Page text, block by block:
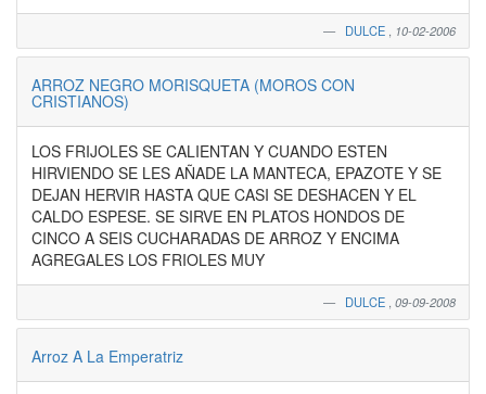
DULCE 10-02-2006
ARROZ NEGRO MORISQUETA (MOROS CON
CRISTIANOS)
LOS FRIJOLES SE CALIENTAN Y CUANDO ESTEN
HIRVIENDO SE LES AÑADE LA MANTECA, EPAZOTE Y SE
DEJAN HERVIR HASTA QUE CASI SE DESHACEN Y EL
CALDO ESPESE. SE SIRVE EN PLATOS HONDOS DE
CINCO A SEIS CUCHARADAS DE ARROZ Y ENCIMA
AGREGALES LOS FRIOLES MUY
DULCE 09-09-2008
Arroz A La Emperatriz